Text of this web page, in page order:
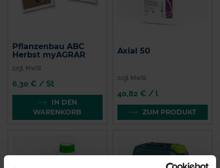
Pflanzenbau ABC
Herbst myAGRAR
zzgl. MwSt.
6,30 € / St
IN DEN
WARENKORB
Axial 50
zzgl. MwSt.
40,82 € / l
ZUM PRODUKT